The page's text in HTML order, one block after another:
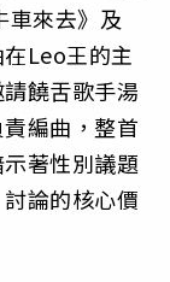
車來去》及
Leo王的主
饒舌歌手湯
編曲，整首
著性別議題
論的核心價